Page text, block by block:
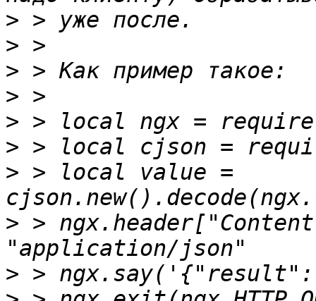
>
>
>
>
>
>
> > local value =
> >
>